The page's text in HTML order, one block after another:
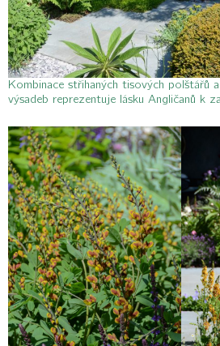
Kombinace střihaných tisových polštářů
výsadeb reprezentuje lásku Angličanů k